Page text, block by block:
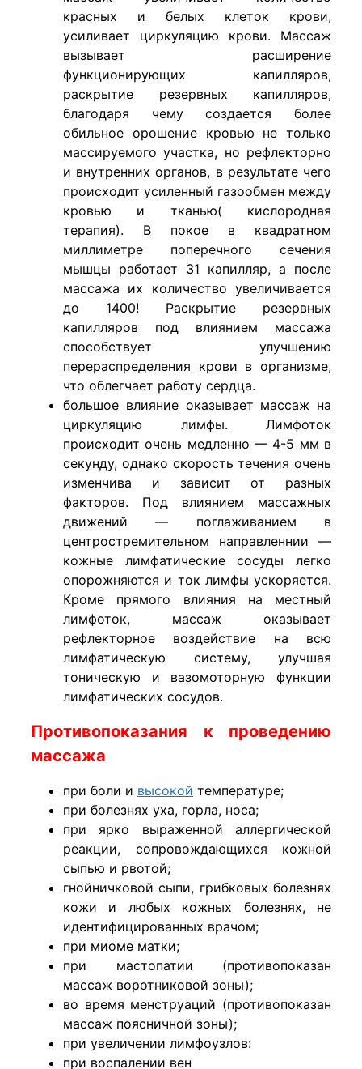
красных и белых клеток крови,
усиливает циркуляцию крови. Массаж
вызывает расширение
функционирующих капилляров,
раскрытие резервных капилляров,
благодаря чему создается более
обильное орошение кровью не только
массируемого участка, но рефлекторно
и внутренних органов, в результате чего
происходит усиленный газообмен между
кровью и тканью( кислородная
терапия). В покое в квадратном
миллиметре поперечного сечения
мышцы работает 31 капилляр, а после
массажа их количество увеличивается
до 1400! Раскрытие резервных
капилляров под влиянием массажа
способствует улучшению
перераспределения крови в организме,
что облегчает работу сердца.
большое влияние оказывает массаж на
циркуляцию лимфы. Лимфоток
происходит очень медленно — 4-5 мм в
секунду, однако скорость течения очень
изменчива и зависит от разных
факторов. Под влиянием массажных
движений — поглаживанием в
центростремительном направленнии —
кожные лимфатические сосуды легко
опорожняются и ток лимфы ускоряется.
Кроме прямого влияния на местный
лимфоток, массаж оказывает
рефлекторное воздействие на всю
лимфатическую систему, улучшая
тоническую и вазомоторную функции
лимфатических сосудов.
Противопоказания к проведению
массажа
при боли и высокой температуре;
при болезнях уха, горла, носа;
при ярко выраженной аллергической
реакции, сопровождающихся кожной
сыпью и рвотой;
гнойничковой сыпи, грибковых болезнях
кожи и любых кожных болезнях, не
идентифицированных врачом;
при миоме матки;
при мастопатии (противопоказан
массаж воротниковой зоны);
во время менструаций (противопоказан
массаж поясничной зоны);
при увеличении лимфоузлов:
при воспалении вен